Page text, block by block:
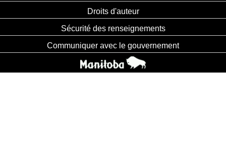
Droits d'auteur
Sécurité des renseignements
Communiquer avec le gouvernement